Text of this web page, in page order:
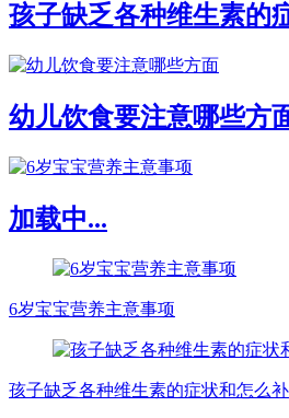
孩子缺乏各种维生素的
幼儿饮食要注意哪些方
加载中...
6岁宝宝营养主意事项
孩子缺乏各种维生素的症状和怎么补